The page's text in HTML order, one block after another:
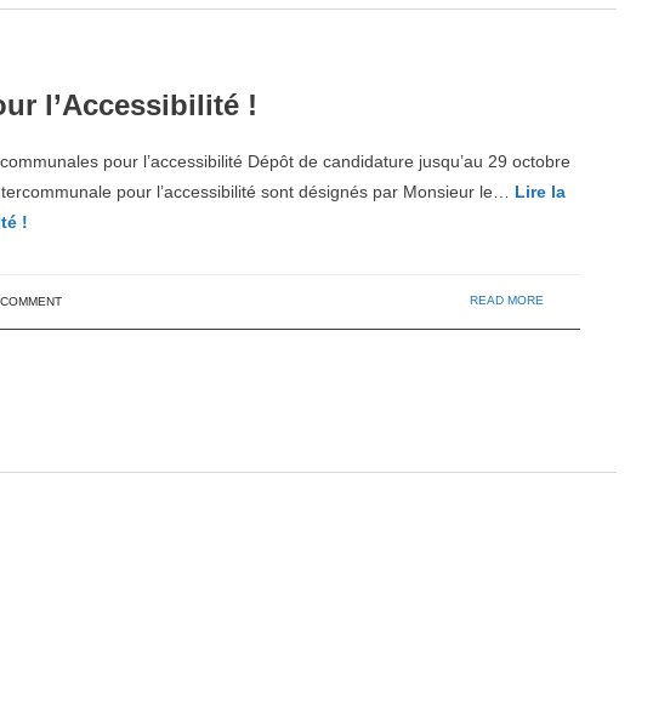
l’Accessibilité !
pour l’accessibilité Dépôt de candidature jusqu’au 29 octobre
pour l’accessibilité sont désignés par Monsieur le… Lire la
!
READ MORE